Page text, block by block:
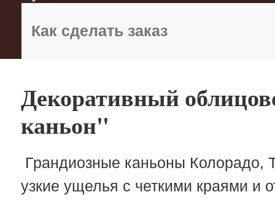
Как сделать заказ
Декоративный
каньон"
Грандиозные каньоны Колорадо,
узкие ущелья с четкими краями